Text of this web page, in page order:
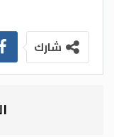
إيمان دولة
خاصة في
الدولة
شارك